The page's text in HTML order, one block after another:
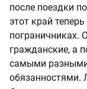
после поездки
этот край
пограничниках.
гражданские, а
самыми
обязанностями.